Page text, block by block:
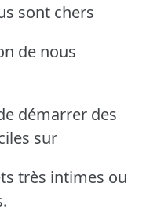
sont chers
de nous
démarrer des
sur
très intimes ou